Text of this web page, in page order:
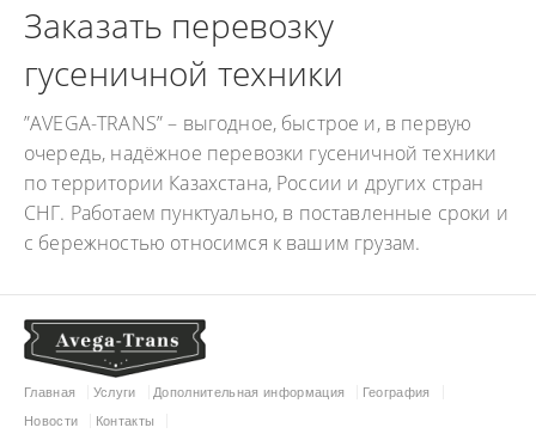
Заказать перевозку
гусеничной техники
”AVEGA-TRANS” – выгодное, быстрое и, в первую
очередь, надёжное перевозки гусеничной техники
по территории Казахстана, России и других стран
СНГ. Работаем пунктуально, в поставленные сроки и
с бережностью относимся к вашим грузам.
Главная Услуги Дополнительная информация
География
Новости
Контакты